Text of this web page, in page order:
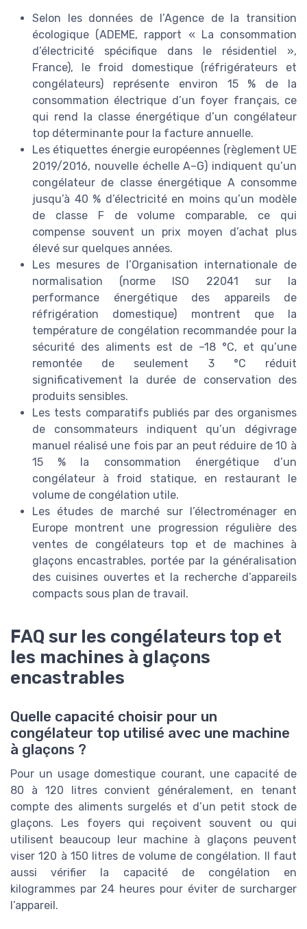
Selon les données de l’Agence de la transition
écologique (ADEME, rapport « La consommation
d’électricité spécifique dans le résidentiel »,
France), le froid domestique (réfrigérateurs et
congélateurs) représente environ 15 % de la
consommation électrique d’un foyer français, ce
qui rend la classe énergétique d’un congélateur
top déterminante pour la facture annuelle.
Les étiquettes énergie européennes (règlement UE
2019/2016, nouvelle échelle A–G) indiquent qu’un
congélateur de classe énergétique A consomme
jusqu’à 40 % d’électricité en moins qu’un modèle
de classe F de volume comparable, ce qui
compense souvent un prix moyen d’achat plus
élevé sur quelques années.
Les mesures de l’Organisation internationale de
normalisation (norme ISO 22041 sur la
performance énergétique des appareils de
réfrigération domestique) montrent que la
température de congélation recommandée pour la
sécurité des aliments est de –18 °C, et qu’une
remontée de seulement 3 °C réduit
significativement la durée de conservation des
produits sensibles.
Les tests comparatifs publiés par des organismes
de consommateurs indiquent qu’un dégivrage
manuel réalisé une fois par an peut réduire de 10 à
15 % la consommation énergétique d’un
congélateur à froid statique, en restaurant le
volume de congélation utile.
Les études de marché sur l’électroménager en
Europe montrent une progression régulière des
ventes de congélateurs top et de machines à
glaçons encastrables, portée par la généralisation
des cuisines ouvertes et la recherche d’appareils
compacts sous plan de travail.
FAQ sur les congélateurs top et
les machines à glaçons
encastrables
Quelle capacité choisir pour un
congélateur top utilisé avec une machine
à glaçons ?
Pour un usage domestique courant, une capacité de
80 à 120 litres convient généralement, en tenant
compte des aliments surgelés et d’un petit stock de
glaçons. Les foyers qui reçoivent souvent ou qui
utilisent beaucoup leur machine à glaçons peuvent
viser 120 à 150 litres de volume de congélation. Il faut
aussi vérifier la capacité de congélation en
kilogrammes par 24 heures pour éviter de surcharger
l’appareil.